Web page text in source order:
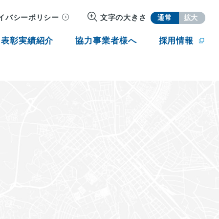
バシーポリシー 文字の大きさ 通常 拡大
彰実績紹介 協力事業者様へ 採用情報